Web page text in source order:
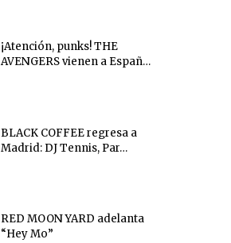
¡Atención, punks! THE
AVENGERS vienen a Españ…
BLACK COFFEE regresa a
Madrid: DJ Tennis, Par…
RED MOON YARD adelanta
“Hey Mo”